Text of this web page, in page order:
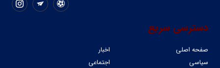
دسترسی سریع
صفحه اصلی
اخبار
سیاسی
اجتماعی